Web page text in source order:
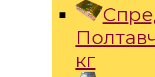
кг